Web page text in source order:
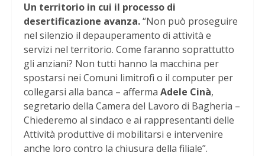
Un territorio in cui il processo di
desertificazione avanza.“Non può proseguire
nel silenzio il depauperamento di attività e
servizi nel territorio. Come faranno soprattutto
gli anziani? Non tutti hanno la macchina per
spostarsi nei Comuni limitrofi o il computer per
collegarsi alla banca – afferma Adele Cinà,
segretario della Camera del Lavoro di Bagheria –
Chiederemo al sindaco e ai rappresentanti delle
Attività produttive di mobilitarsi e intervenire
anche loro contro la chiusura della filiale”.